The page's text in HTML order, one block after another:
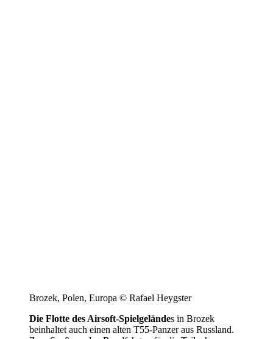
Brozek, Polen, Europa © Rafael Heygster
Die Flotte des Airsoft-Spielgeländes in Brozek
beinhaltet auch einen alten T55-Panzer aus Russland.